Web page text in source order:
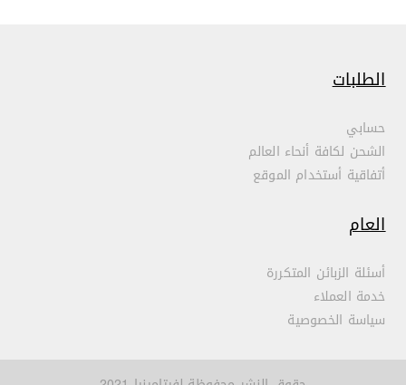
الطلبات
حسابي
الشحن لكافة أنحاء العالم
أتفاقية أستخدام الموقع
العام
أسئلة الزبائن المتكررة
خدمة العملاء
سياسة الخصوصية